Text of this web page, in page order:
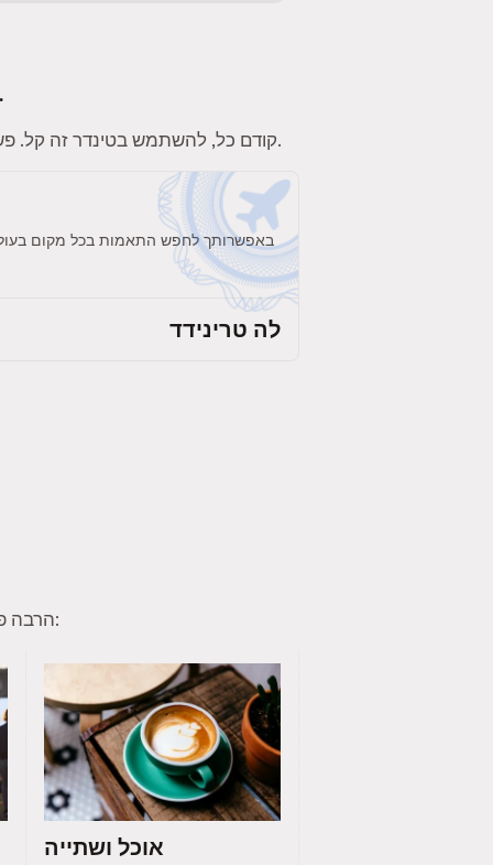
לטינדר יש מלא פיצ'רים כיפיים. הנה כמה פיצ'רים שיהפכו את החוויה שלכם בטינדר לטובה פי אלף.
קודם כל, להשתמש בטינדר זה קל.. תוודאו שאתם מוסיפים תחומי עניין, תמונות וביו לפרופיל כדי להשוויץ באישיות שלכם.
באפשרותך לחפש התאמות בכל מקום
לה טרינידד
הרבה פעמים חברי טינדר מוצאים תחומי עניין משותפים להם ולחברי קהילה אחרים. הנה כמה תחומי עניין נפוצים:
אוכל ושתייה